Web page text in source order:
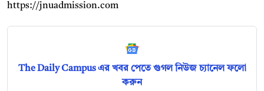
https://jnuadmission.com
The Daily Campus এর খবর পেতে গুগল নিউজ চ্যানেল ফলো
করুন